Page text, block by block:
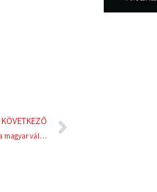
KÖVETKEZŐ
Minden idők legeredményesebb Európa-bajnokságát zárta a magyar válogatott